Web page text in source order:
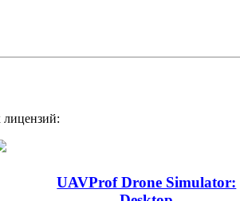
UAVProf Drone Simulator: